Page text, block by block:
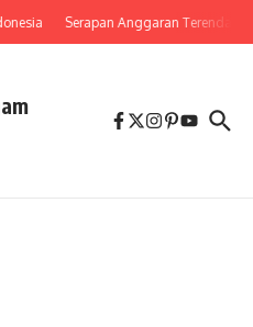
Serapan Anggaran Terendah,